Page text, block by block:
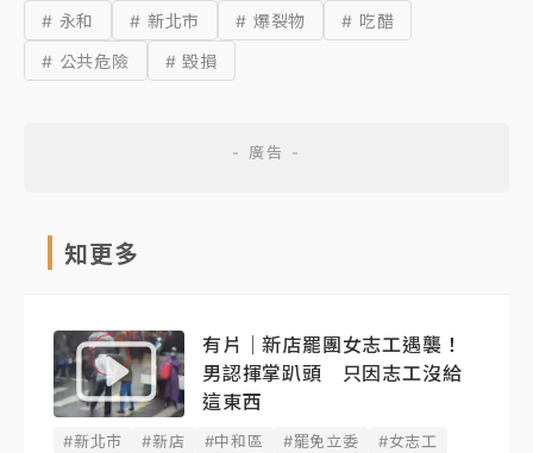
# 永和 # 新北市 # 爆裂物
# 吃醋
# 公共危險
# 毀損
知更多
有片｜新店罷團女志工遇襲！
男認揮掌趴頭 只因志工沒給
這東西
#新北市 #新店 #中和區 #罷免立委
#女志工